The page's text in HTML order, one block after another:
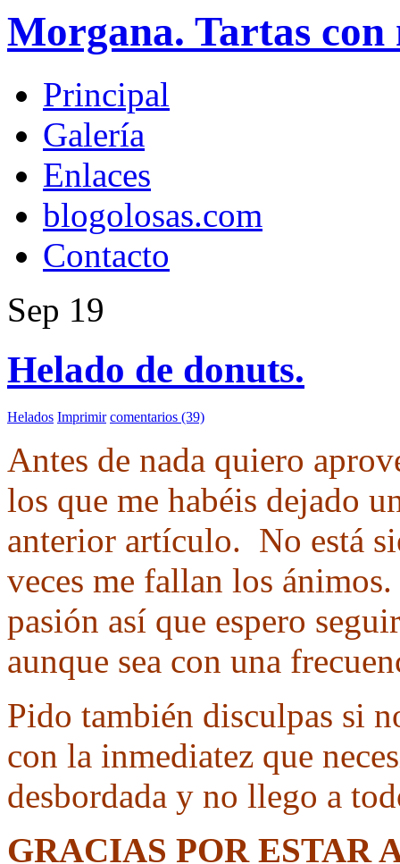
Morgana. Tartas con
Principal
Galería
Enlaces
blogolosas.com
Contacto
Sep 19
Helado de donuts.
Helados Imprimir comentarios (39)
Antes de nada quiero
los que me habéis dejado
anterior artículo. No está
veces me fallan los
pasión así que espero
aunque sea con una
Pido también disculpas si
con la inmediatez que
desbordada y no llego a
GRACIAS POR ESTAR